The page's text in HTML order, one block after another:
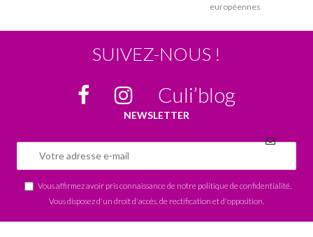
européennes
SUIVEZ-NOUS !
Culi’blog
NEWSLETTER
Vous affirmez avoir pris connaissance de notre politique de confidentialité
Vous disposez d'un droit d'accès, de rectification et d'opposition.